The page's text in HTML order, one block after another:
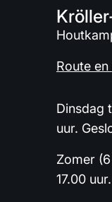
Route
Dinsdag
uur.
Zomer
17.00 uur.